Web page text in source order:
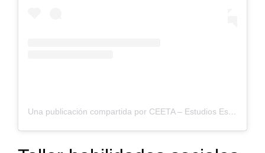
Una publicación compartida por CEETA – Estudios Especializados en Trastornos de Ansiedad (@ceeta.ansiedad)